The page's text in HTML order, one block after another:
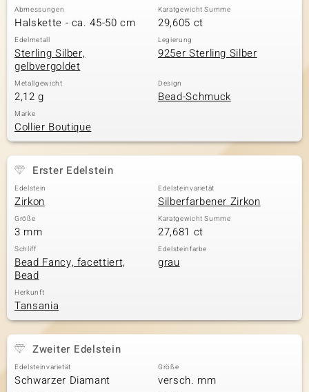
Classics
Abmessungen
Halskette - ca. 45-50 cm
Karatgewicht Summe
29,605 ct
Edelmetall
Sterling Silber,
gelbvergoldet
Legierung
925er Sterling Silber
Metallgewicht
2,12 g
Design
Bead-Schmuck
Marke
Collier Boutique
Erster Edelstein
Edelstein
Zirkon
Edelsteinvarietät
Silberfarbener Zirkon
Größe
3 mm
Karatgewicht Summe
27,681 ct
Schliff
Bead Fancy, facettiert,
Bead
Edelsteinfarbe
grau
Herkunft
Tansania
Zweiter Edelstein
Edelsteinvarietät
Schwarzer Diamant
Größe
versch. mm